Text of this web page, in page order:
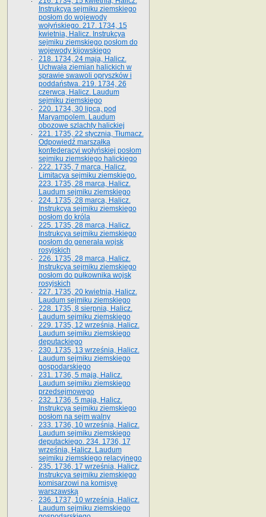
Instrukcya sejmiku ziemskiego
posłom do wojewody
wołyńskiego. 217. 1734, 15
kwietnia, Halicz. Instrukcya
sejmiku ziemskiego posłom do
wojewody kijowskiego
218. 1734, 24 maja, Halicz.
Uchwała ziemian halickich w
sprawie swawoli opryszków i
poddaństwa. 219. 1734, 26
czerwca, Halicz. Laudum
sejmiku ziemskiego
220. 1734, 30 lipca, pod
Maryampolem. Laudum
obozowe szlachty halickiej
221. 1735, 22 stycznia, Tłumacz.
Odpowiedź marszałka
konfederacyi wołyńskiej posłom
sejmiku ziemskiego halickiego
222. 1735, 7 marca, Halicz.
Limitacya sejmiku ziemskiego.
223. 1735, 28 marca, Halicz.
Laudum sejmiku ziemskiego
224. 1735, 28 marca, Halicz.
Instrukcya sejmiku ziemskiego
posłom do króla
225. 1735, 28 marca, Halicz.
Instrukcya sejmiku ziemskiego
posłom do generała wojsk
rosyjskich
226. 1735, 28 marca, Halicz.
Instrukcya sejmiku ziemskiego
posłom do pułkownika wojsk
rosyjskich
227. 1735, 20 kwietnia, Halicz.
Laudum sejmiku ziemskiego
228. 1735, 8 sierpnia, Halicz.
Laudum sejmiku ziemskiego
229. 1735, 12 września, Halicz.
Laudum sejmiku ziemskiego
deputackiego
230. 1735, 13 września, Halicz.
Laudum sejmiku ziemskiego
gospodarskiego
231. 1736, 5 maja, Halicz.
Laudum sejmiku ziemskiego
przedsejmowego
232. 1736, 5 maja, Halicz.
Instrukcya sejmiku ziemskiego
posłom na sejm walny
233. 1736, 10 września, Halicz.
Laudum sejmiku ziemskiego
deputackiego. 234. 1736, 17
września, Halicz. Laudum
sejmiku ziemskiego relacyjnego
235. 1736, 17 września, Halicz.
Instrukcya sejmiku ziemskiego
komisarzowi na komisyę
warszawską
236. 1737, 10 września, Halicz.
Laudum sejmiku ziemskiego